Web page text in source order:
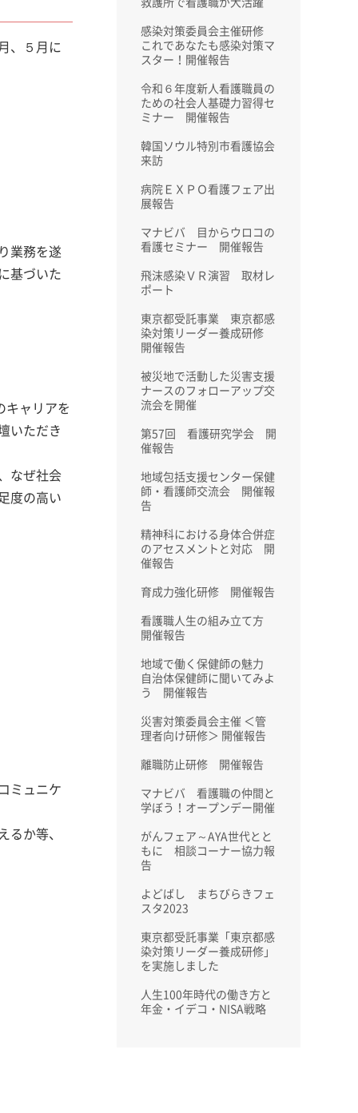
、５月に
業務を遂
基づいた
ャリアを
いただき
なぜ社会
度の高い
ミュニケ
か等、
感染対策委員会主催研修
これであなたも感染対策マ
スター！開催報告
令和６年度新人看護職員の
ための社会人基礎力習得セ
ミナー 開催報告
韓国ソウル特別市看護協会
来訪
病院ＥＸＰＯ看護フェア出
展報告
マナビバ 目からウロコの
看護セミナー 開催報告
飛沫感染ＶＲ演習 取材レ
ポート
東京都受託事業 東京都感
染対策リーダー養成研修
開催報告
被災地で活動した災害支援
ナースのフォローアップ交
流会を開催
第57回 看護研究学会 開
催報告
地域包括支援センター保健
師・看護師交流会 開催報
告
精神科における身体合併症
のアセスメントと対応 開
催報告
育成力強化研修 開催報告
看護職人生の組み立て方
開催報告
地域で働く保健師の魅力
自治体保健師に聞いてみよ
う 開催報告
災害対策委員会主催 ＜管
理者向け研修＞ 開催報告
離職防止研修 開催報告
マナビバ 看護職の仲間と
学ぼう！オープンデー開催
がんフェア～AYA世代とと
もに 相談コーナー協力報
告
よどばし まちびらきフェ
スタ2023
東京都受託事業「東京都感
染対策リーダー養成研修」
を実施しました
人生100年時代の働き方と
年金・イデコ・NISA戦略